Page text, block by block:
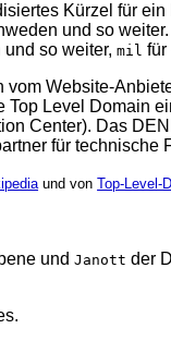
Kürzel für
und so
und so weiter,mil für
Website-
Top Level Domain
Center). Das
für technische
und vonTop-Level-
undJanott der